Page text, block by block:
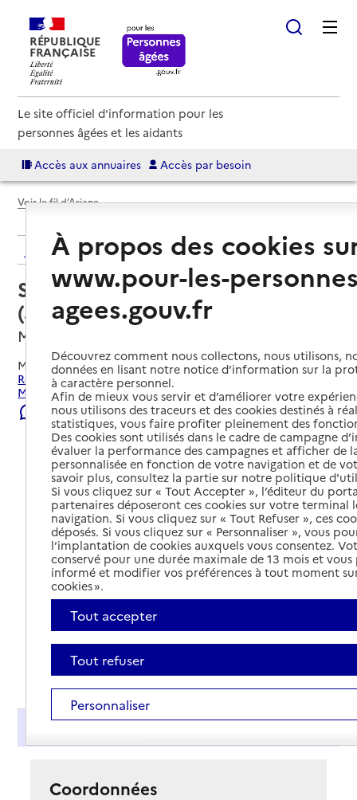
RÉPUBLIQUE
FRANÇAISE
Le site officiel d'information pour les
personnes âgées et les aidants
Accès aux annuaires Accès par besoin
Voir le fil d’Ariane
Retour aux résultats de l'annuaire
Service autonomie à domicile
(aide) – Esprit famille
Muret, HAUTE-GARONNE
Mis à jour le06/08/2026
Rechercher les établissements et services autour de
Muret.
Signaler une erreur
Coordonnées
À propos des cookies
www.pour-les-
agees.gouv.fr
Découvrez comment nous collectons, nous utilisons,
données en lisant notre notice d’information sur la
à caractère personnel.
Afin de mieux vous servir et d’améliorer votre
nous utilisons des traceurs et des cookies destinés à
statistiques, vous faire profiter pleinement des
Des cookies sont utilisés dans le cadre de campagne
évaluer la performance des campagnes et afficher de
personnalisée en fonction de votre navigation et de
savoir plus, consultez la partie sur notre politique
Si vous cliquez sur « Tout Accepter », l’éditeur du
partenaires déposeront ces cookies sur votre terminal
navigation. Si vous cliquez sur « Tout Refuser », ces
déposés. Si vous cliquez sur « Personnaliser », vous
l’implantation de cookies auxquels vous consentez.
conservé pour une durée maximale de 13 mois et
informé et modifier vos préférences à tout moment
cookies ».
Tout accepter
Tout refuser
Personnaliser